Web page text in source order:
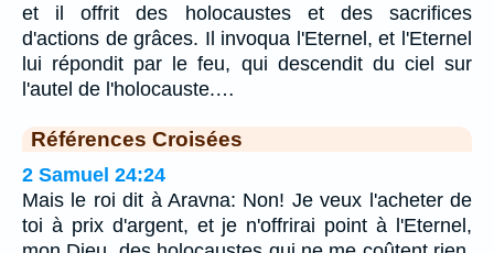
et il offrit des holocaustes et des sacrifices
d'actions de grâces. Il invoqua l'Eternel, et l'Eternel
lui répondit par le feu, qui descendit du ciel sur
l'autel de l'holocauste.…
Références Croisées
2 Samuel 24:24
Mais le roi dit à Aravna: Non! Je veux l'acheter de
toi à prix d'argent, et je n'offrirai point à l'Eternel,